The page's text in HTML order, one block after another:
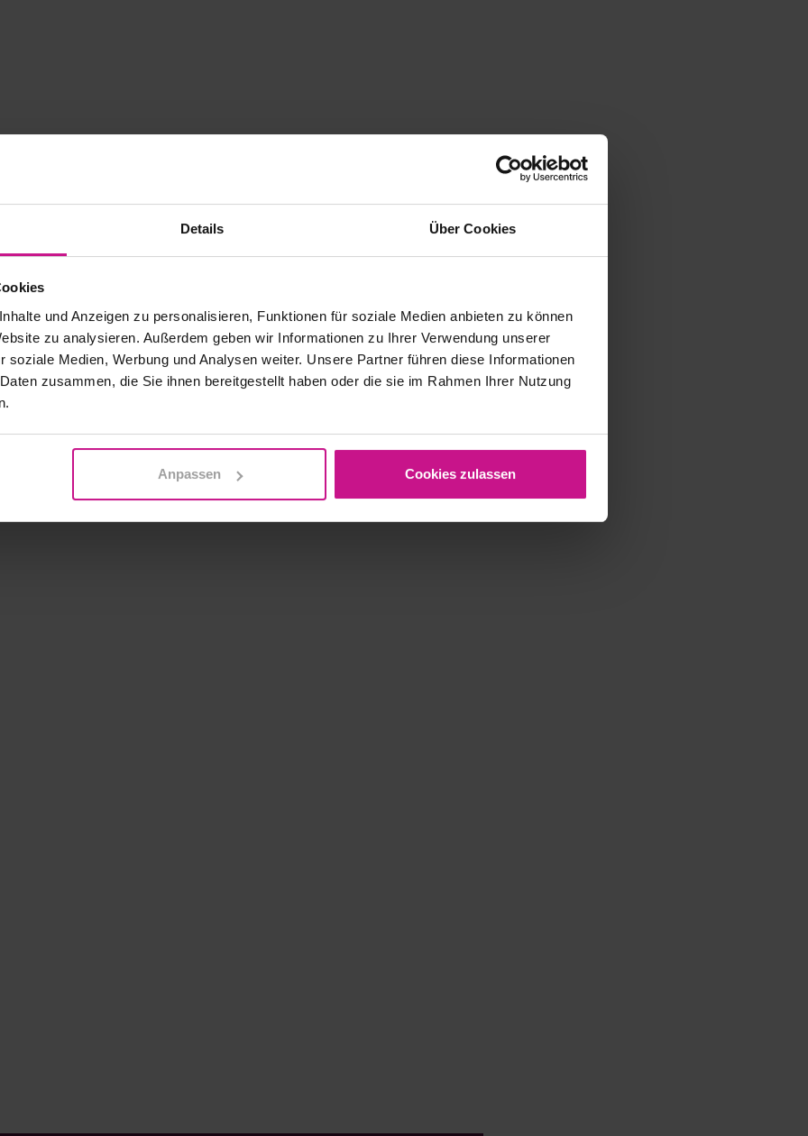
Details Über Cookies
und Anzeigen zu personalisieren, Funktionen für soziale Medien anbieten zu können
zu analysieren. Außerdem geben wir Informationen zu Ihrer Verwendung unserer
soziale Medien, Werbung und Analysen weiter. Unsere Partner führen diese Informationen
zusammen, die Sie ihnen bereitgestellt haben oder die sie im Rahmen Ihrer Nutzung
Anpassen Cookies zulassen
nur wo ein guter Geist
andere zu begeistern.
„DESIGN – MAKE –
. Von der Idee, dem
. Die Tools:Software,